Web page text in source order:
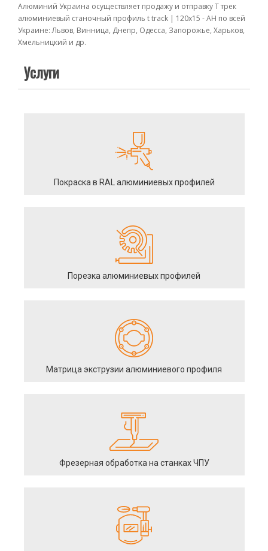
Алюминий Украина осуществляет продажу и отправку Т трек
алюминиевый станочный профиль t track | 120х15 - АН по всей
Украине: Львов, Винница, Днепр, Одесса, Запорожье, Харьков,
Хмельницкий и др.
Услуги
Покраска в RAL алюминиевых профилей
Порезка алюминиевых профилей
Матрица экструзии алюминиевого профиля
Фрезерная обработка на станках ЧПУ